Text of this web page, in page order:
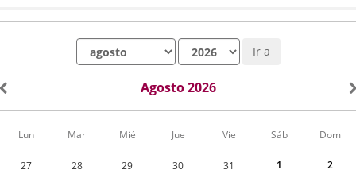
Ir a
Agosto 2026
Calendario
correspondiente
Lun Mar Mié Jue Vie Sáb Dom
27 28 29 30 31 1 2